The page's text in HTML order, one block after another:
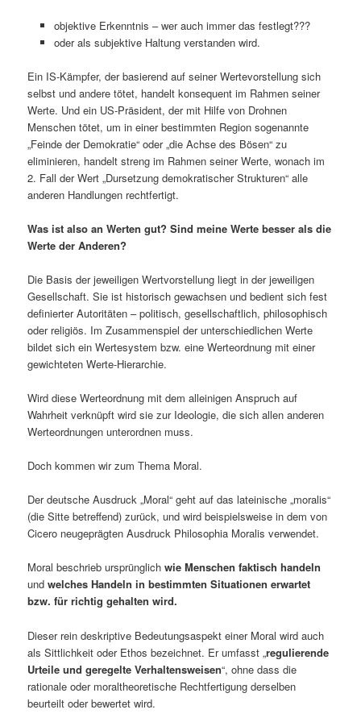
objektive Erkenntnis – wer auch immer das festlegt???
oder als subjektive Haltung verstanden wird.
Ein IS-Kämpfer, der basierend auf seiner Wertevorstellung sich
selbst und andere tötet, handelt konsequent im Rahmen seiner
Werte. Und ein US-Präsident, der mit Hilfe von Drohnen
Menschen tötet, um in einer bestimmten Region sogenannte
„Feinde der Demokratie“ oder „die Achse des Bösen“ zu
eliminieren, handelt streng im Rahmen seiner Werte, wonach im
2. Fall der Wert „Dursetzung demokratischer Strukturen“ alle
anderen Handlungen rechtfertigt.
Was ist also an Werten gut? Sind meine Werte besser als die
Werte der Anderen?
Die Basis der jeweiligen Wertvorstellung liegt in der jeweiligen
Gesellschaft. Sie ist historisch gewachsen und bedient sich fest
definierter Autoritäten – politisch, gesellschaftlich, philosophisch
oder religiös. Im Zusammenspiel der unterschiedlichen Werte
bildet sich ein Wertesystem bzw. eine Werteordnung mit einer
gewichteten Werte-Hierarchie.
Wird diese Werteordnung mit dem alleinigen Anspruch auf
Wahrheit verknüpft wird sie zur Ideologie, die sich allen anderen
Werteordnungen unterordnen muss.
Doch kommen wir zum Thema Moral.
Der deutsche Ausdruck „Moral“ geht auf das lateinische „moralis“
(die Sitte betreffend) zurück, und wird beispielsweise in dem von
Cicero neugeprägten Ausdruck Philosophia Moralis verwendet.
Moral beschrieb ursprünglichwie Menschen faktisch handeln
undwelches Handeln in bestimmten Situationen erwartet
bzw. für richtig gehalten wird.
Dieser rein deskriptive Bedeutungsaspekt einer Moral wird auch
als Sittlichkeit oder Ethos bezeichnet. Er umfasst „regulierende
Urteile und geregelte Verhaltensweisen“, ohne dass die
rationale oder moraltheoretische Rechtfertigung derselben
beurteilt oder bewertet wird.